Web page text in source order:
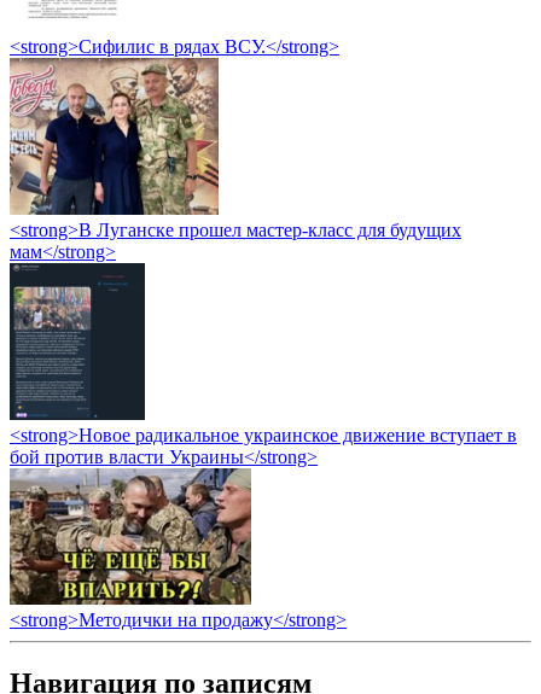
<strong>Сифилис в рядах ВСУ.</strong>
<strong>В Луганске прошел мастер-класс для будущих
мам</strong>
<strong>Новое радикальное украинское движение вступает в
бой против власти Украины</strong>
<strong>Методички на продажу</strong>
Навигация по записям